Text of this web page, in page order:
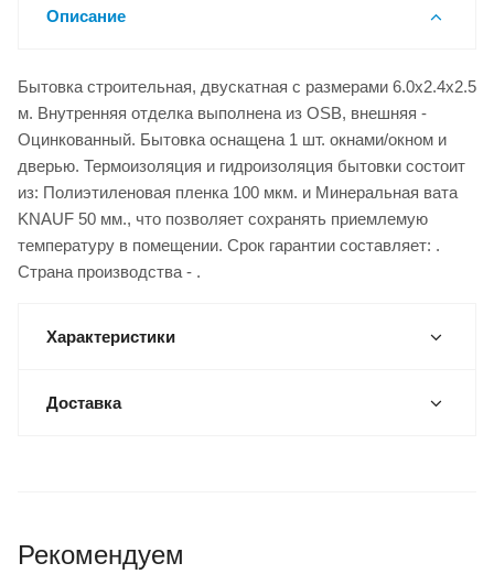
Описание
Бытовка строительная, двускатная с размерами 6.0x2.4x2.5
м. Внутренняя отделка выполнена из OSB, внешняя -
Оцинкованный. Бытовка оснащена 1 шт. окнами/окном и
дверью. Термоизоляция и гидроизоляция бытовки состоит
из: Полиэтиленовая пленка 100 мкм. и Минеральная вата
KNAUF 50 мм., что позволяет сохранять приемлемую
температуру в помещении. Срок гарантии составляет: .
Страна производства - .
Характеристики
Доставка
Рекомендуем